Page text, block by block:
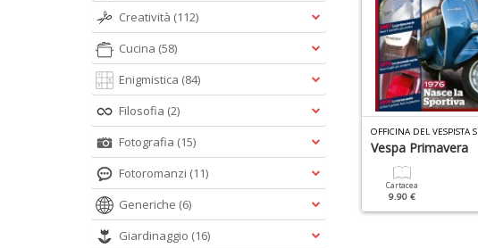
125 ENDURO
4.90 €
PORSCHE TURBO
Vespa Primavera
Cartacea
9.90 €
Creatività (112)
Cucina (58)
Enigmistica (84)
Filosofia (2)
Fotografia (15)
Fotoromanzi (11)
Generiche (6)
Giardinaggio (16)